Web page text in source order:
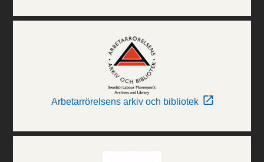
Arbetarrörelsens arkiv och bibliotek